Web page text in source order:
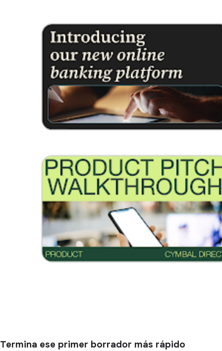
Termina ese primer borrador más rápido